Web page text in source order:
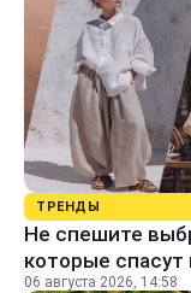
ТРЕНДЫ
Не спешите
которые
06 августа 2026, 14:58